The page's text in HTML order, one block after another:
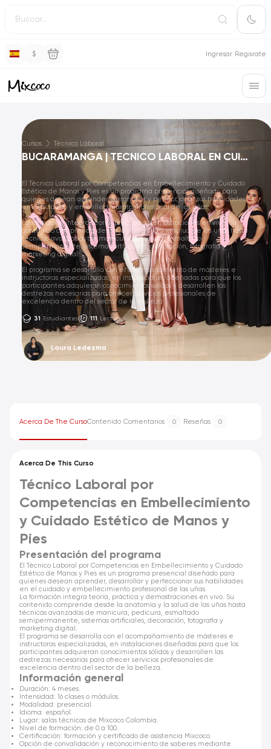
$ Ingresar Regisrate
Cursos Técnico Laboral
BUCARAMANGA | TECNICO LABORAL EN CUIDADO DE MANOS Y PIES PRESENCIAL
El Técnico Laboral por Competencias en Embellecimiento y Cuidado
Estético de Manos y Pies es un programa presencial diseñado para
quienes desean aprender, desarrollar y perfeccionar sus habilidades
en el cuidado y embellecimiento profesional de las uñas.
La formación integra teoría, práctica y demostraciones en vivo. Su
contenido comprende desde la anatomía y la salud de las uñas hasta
técnicas avanzadas de manicura, pedicura, esmaltado
semipermanente, sistemas artificiales, decoración, fotografía y
marketing digital.
El programa se desarrolla con el acompañamiento de másteres e
instructoras especializadas, en instalaciones diseñadas para que los
participantes adquieran conocimientos sólidos y desarrollen las
destrezas necesarias para ofrecer servicios profesionales de
excelencia dentro del sector de la belleza.
31 Estudiantes 111 Lectures
Laura Ledezma
Acerca De The CursoContenido Comentarios 0 Reseñas 0
Acerca De This Curso
Técnico Laboral por
Competencias en Embellecimiento
y Cuidado Estético de Manos y
Pies
Presentación del programa
El Técnico Laboral por Competencias en Embellecimiento y Cuidado
Estético de Manos y Pies es un programa presencial diseñado para
quienes desean aprender, desarrollar y perfeccionar sus habilidades
en el cuidado y embellecimiento profesional de las uñas.
La formación integra teoría, práctica y demostraciones en vivo. Su
contenido comprende desde la anatomía y la salud de las uñas hasta
técnicas avanzadas de manicura, pedicura, esmaltado
semipermanente, sistemas artificiales, decoración, fotografía y
marketing digital.
El programa se desarrolla con el acompañamiento de másteres e
instructoras especializadas, en instalaciones diseñadas para que los
participantes adquieran conocimientos sólidos y desarrollen las
destrezas necesarias para ofrecer servicios profesionales de
excelencia dentro del sector de la belleza.
Información general
Duración: 4 meses.
Intensidad: 16 clases o módulos.
Modalidad: presencial.
Idioma: español.
Lugar: salas técnicas de Mixcoco Colombia.
Nivel de formación: de 0 a 100.
Certificación: formación y certificado de asistencia Mixcoco.
Opción de convalidación y reconocimiento de saberes mediante